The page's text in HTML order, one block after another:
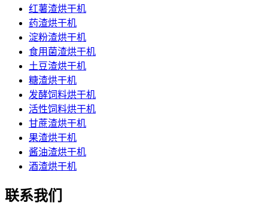
红薯渣烘干机
药渣烘干机
淀粉渣烘干机
食用菌渣烘干机
土豆渣烘干机
糖渣烘干机
发酵饲料烘干机
活性饲料烘干机
甘蔗渣烘干机
果渣烘干机
酱油渣烘干机
酒渣烘干机
联系我们